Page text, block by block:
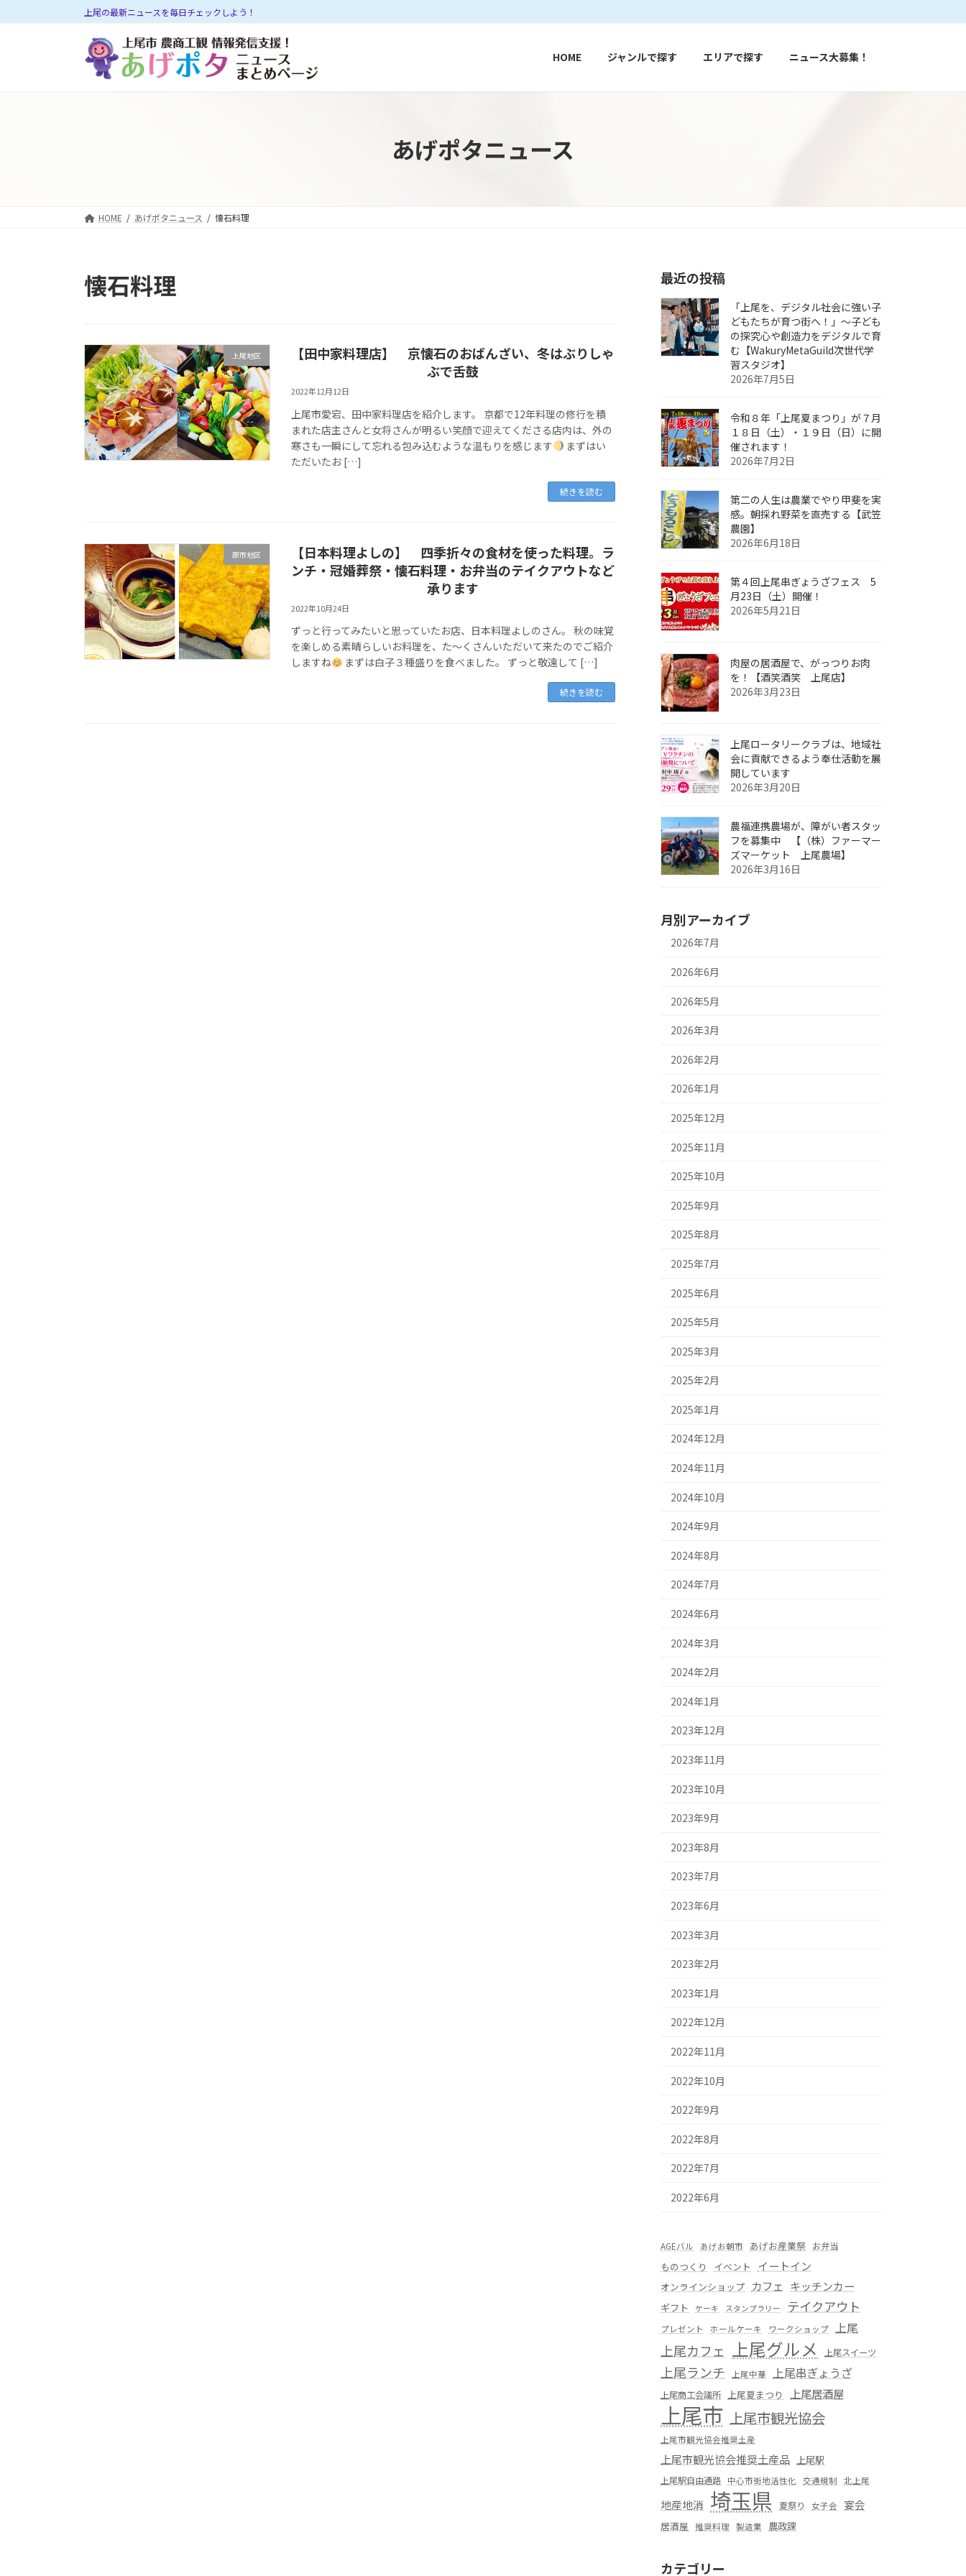
ン
ビ
上尾の最新ニュースを毎日チェックしよう！
HOME ジャンルで探す エリアで探す ニュース大募集！
あげポタニュース
HOME あげポタニュース 懐石料理
懐石料理
上尾地区
【田中家料理店】 京懐石のおばんざい、冬はぶりしゃ
ぶで舌鼓
2022年12月12日
上尾市愛宕、田中家料理店を紹介します。 京都で12年料理の修行を積
まれた店主さんと女将さんが明るい笑顔で迎えてくださる店内は、外の
寒さも一瞬にして忘れる包み込むような温もりを感じます
まずはい
ただいたお […]
続きを読む
原市地区
【日本料理よしの】 四季折々の食材を使った料理。ラ
ンチ・冠婚葬祭・懐石料理・お弁当のテイクアウトなど
承ります
2022年10月24日
ずっと行ってみたいと思っていたお店、日本料理よしのさん。 秋の味覚
を楽しめる素晴らしいお料理を、た～くさんいただいて来たのでご紹介
しますね
まずは白子３種盛りを食べました。 ずっと敬遠して […]
続きを読む
最近の投稿
「上尾を、デジタル社会に強い子
どもたちが育つ街へ！」〜子ども
の探究心や創造力をデジタルで育
む【WakuryMetaGuild次世代学
習スタジオ】
2026年7月5日
令和８年「上尾夏まつり」が７月
１８日（土）・１９日（日）に開
催されます！
2026年7月2日
第二の人生は農業でやり甲斐を実
感。朝採れ野菜を直売する【武笠
農園】
2026年6月18日
第４回上尾串ぎょうざフェス 5
月23日（土）開催！
2026年5月21日
肉屋の居酒屋で、がっつりお肉
を！【酒笑酒笑 上尾店】
2026年3月23日
上尾ロータリークラブは、地域社
会に貢献できるよう奉仕活動を展
開しています
2026年3月20日
農福連携農場が、障がい者スタッ
フを募集中 【（株）ファーマー
ズマーケット 上尾農場】
2026年3月16日
月別アーカイブ
2026年7月
2026年6月
2026年5月
2026年3月
2026年2月
2026年1月
2025年12月
2025年11月
2025年10月
2025年9月
2025年8月
2025年7月
2025年6月
2025年5月
2025年3月
2025年2月
2025年1月
2024年12月
2024年11月
2024年10月
2024年9月
2024年8月
2024年7月
2024年6月
2024年3月
2024年2月
2024年1月
2023年12月
2023年11月
2023年10月
2023年9月
2023年8月
2023年7月
2023年6月
2023年3月
2023年2月
2023年1月
2022年12月
2022年11月
2022年10月
2022年9月
2022年8月
2022年7月
2022年6月
AGEバル あげお朝市 あげお産業祭 お弁当
ものつくり イベント イートイン
オンラインショップ カフェ キッチンカー
ギフト ケーキ スタンプラリー テイクアウト
プレゼント ホールケーキ ワークショップ 上尾
上尾カフェ 上尾グルメ 上尾スイーツ
上尾ランチ 上尾中華 上尾串ぎょうざ
上尾商工会議所 上尾夏まつり 上尾居酒屋
上尾市 上尾市観光協会
上尾市観光協会推奨土産
上尾市観光協会推奨土産品 上尾駅
上尾駅自由通路 中心市街地活性化 交通規制 北上尾
地産地消 埼玉県 夏祭り 女子会 宴会
居酒屋 推奨料理 製造業 農政課
カテゴリー